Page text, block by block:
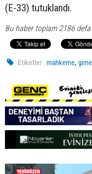
(E-33) tutuklandı.
Bu haber toplam 2186
Etiketler : mahkeme,girne